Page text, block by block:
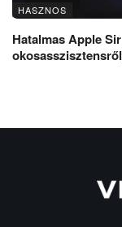
HASZNOS
Hatalmas Apple